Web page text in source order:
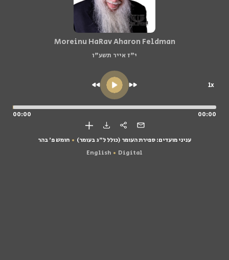
Moreinu HaRav Aharon Feldman
י"ז אייר תשע"ו
1x
00:00 00:00
חומש פ' בהר
עניני מועדים: ספירת העומר (כולל ל"ג בעומר)
English
Digital